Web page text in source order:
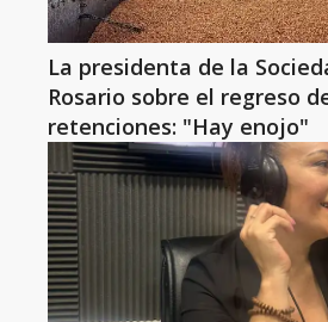
La presidenta de la
Rosario sobre el regreso
retenciones: "Hay enojo"